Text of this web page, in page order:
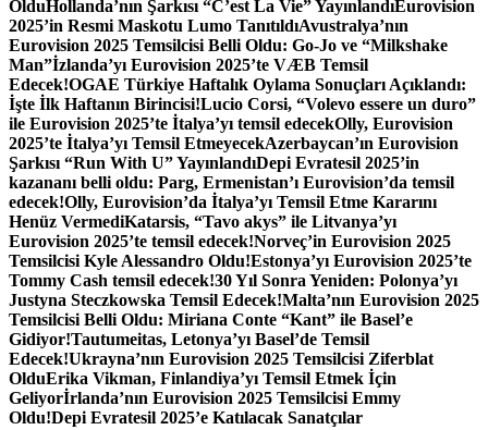
OlduHollanda’nın Şarkısı “C’est La Vie” YayınlandıEurovision
2025’in Resmi Maskotu Lumo TanıtıldıAvustralya’nın
Eurovision 2025 Temsilcisi Belli Oldu: Go-Jo ve “Milkshake
Man”İzlanda’yı Eurovision 2025’te VÆB Temsil
Edecek!OGAE Türkiye Haftalık Oylama Sonuçları Açıklandı:
İşte İlk Haftanın Birincisi!Lucio Corsi, “Volevo essere un duro”
ile Eurovision 2025’te İtalya’yı temsil edecekOlly, Eurovision
2025’te İtalya’yı Temsil EtmeyecekAzerbaycan’ın Eurovision
Şarkısı “Run With U” YayınlandıDepi Evratesil 2025’in
kazananı belli oldu: Parg, Ermenistan’ı Eurovision’da temsil
edecek!Olly, Eurovision’da İtalya’yı Temsil Etme Kararını
Henüz VermediKatarsis, “Tavo akys” ile Litvanya’yı
Eurovision 2025’te temsil edecek!Norveç’in Eurovision 2025
Temsilcisi Kyle Alessandro Oldu!Estonya’yı Eurovision 2025’te
Tommy Cash temsil edecek!30 Yıl Sonra Yeniden: Polonya’yı
Justyna Steczkowska Temsil Edecek!Malta’nın Eurovision 2025
Temsilcisi Belli Oldu: Miriana Conte “Kant” ile Basel’e
Gidiyor!Tautumeitas, Letonya’yı Basel’de Temsil
Edecek!Ukrayna’nın Eurovision 2025 Temsilcisi Ziferblat
OlduErika Vikman, Finlandiya’yı Temsil Etmek İçin
Geliyorİrlanda’nın Eurovision 2025 Temsilcisi Emmy
Oldu!Depi Evratesil 2025’e Katılacak Sanatçılar